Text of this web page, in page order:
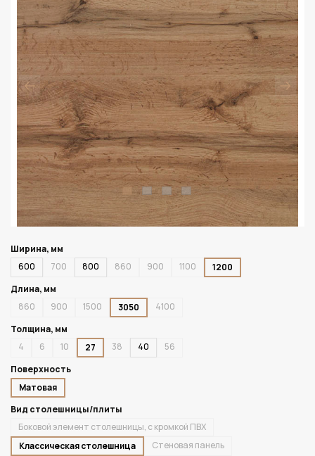
Ширина, мм
600
700 800 860 900 1100
1200
Длина, мм
860
900 1500 3050
4100
Толщина, мм
4
6 10 27 38 40
56
Поверхность
Матовая
Вид столешницы/плиты
Боковой элемент столешницы, с кромкой ПВХ
Классическая столешница
Стеновая панель